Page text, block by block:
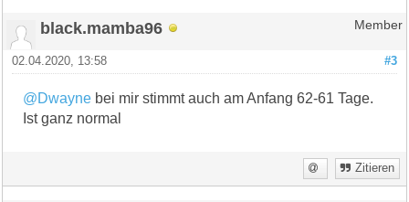
black.mamba96 Member
#3
02.04.2020, 13:58
@Dwayne bei mir stimmt auch am Anfang 62-61 Tage.
Ist ganz normal
Zitieren